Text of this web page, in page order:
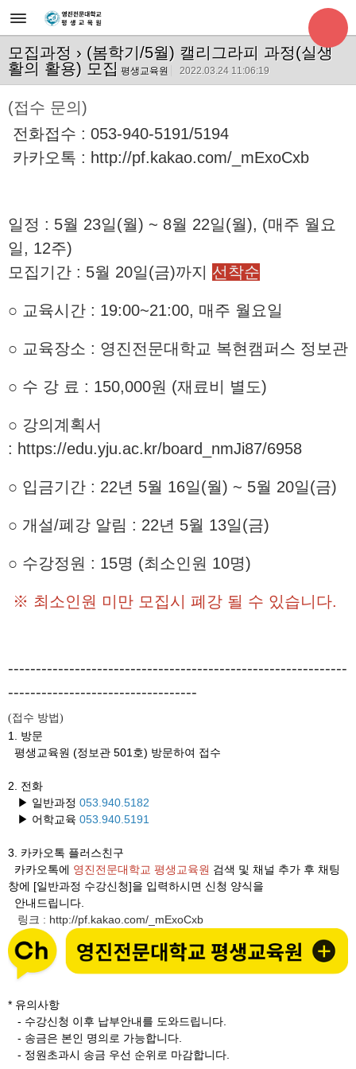
모집과정 › (봄학기/5월) 캘리그라피 과정(실생
활의 활용) 모집 평생교육원 2022.03.24 11:06:19
(접수 문의)
전화접수 : 053-940-5191/5194
카카오톡 : http://pf.kakao.com/_mExoCxb
일정 : 5월 23일(월) ~ 8월 22일(월), (매주 월요
일, 12주)
모집기간 : 5월 20일(금)까지 선착순
○ 교육시간 : 19:00~21:00, 매주 월요일
○ 교육장소 : 영진전문대학교 복현캠퍼스 정보관
○ 수 강 료 : 150,000원 (재료비 별도)
○ 강의계획서
: https://edu.yju.ac.kr/board_nmJi87/6958
○ 입금기간 : 22년 5월 16일(월) ~ 5월 20일(금)
○ 개설/폐강 알림 : 22년 5월 13일(금)
○ 수강정원 : 15명 (최소인원 10명)
※ 최소인원 미만 모집시 폐강 될 수 있습니다.
-------------------------------------------------------------
----------------------------------
(접수 방법)
1. 방문
평생교육원 (정보관 501호) 방문하여 접수
2. 전화
▶ 일반과정 053.940.5182
▶ 어학교육 053.940.5191
3. 카카오톡 플러스친구
카카오톡에 영진전문대학교 평생교육원 검색 및 채널 추가 후 채팅
창에 [일반과정 수강신청]을 입력하시면 신청 양식을
안내드립니다.
링크 : http://pf.kakao.com/_mExoCxb
* 유의사항
- 수강신청 이후 납부안내를 도와드립니다.
- 송금은 본인 명의로 가능합니다.
- 정원초과시 송금 우선 순위로 마감합니다.